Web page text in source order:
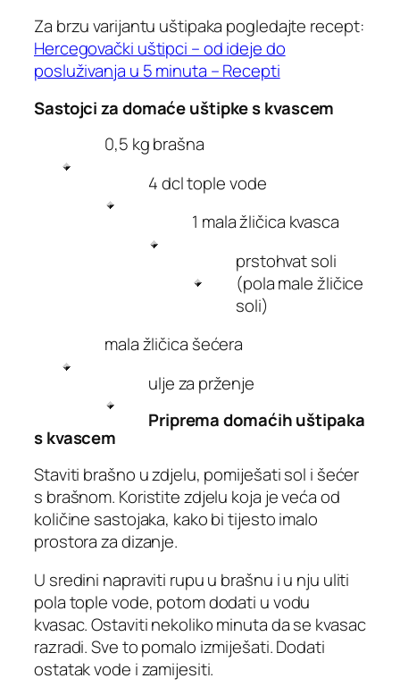
Za brzu varijantu uštipaka pogledajte recept:
Hercegovački uštipci – od ideje do
posluživanja u 5 minuta – Recepti
Sastojci za domaće uštipke s kvascem
0,5 kg brašna
4 dcl tople vode
1 mala žličica kvasca
prstohvat soli
(pola male žličice
soli)
mala žličica šećera
ulje za prženje
Priprema domaćih uštipaka
s kvascem
Staviti brašno u zdjelu, pomiješati sol i šećer
s brašnom. Koristite zdjelu koja je veća od
količine sastojaka, kako bi tijesto imalo
prostora za dizanje.
U sredini napraviti rupu u brašnu i u nju uliti
pola tople vode, potom dodati u vodu
kvasac. Ostaviti nekoliko minuta da se kvasac
razradi. Sve to pomalo izmiješati. Dodati
ostatak vode i zamijesiti.